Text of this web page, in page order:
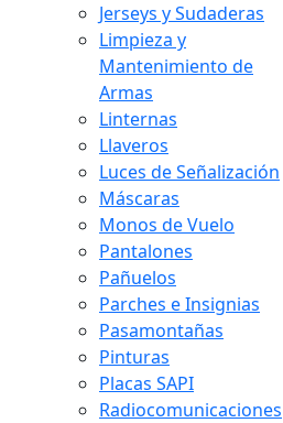
Jerseys y Sudaderas
Limpieza y
Mantenimiento de
Armas
Linternas
Llaveros
Luces de Señalización
Máscaras
Monos de Vuelo
Pantalones
Pañuelos
Parches e Insignias
Pasamontañas
Pinturas
Placas SAPI
Radiocomunicaciones